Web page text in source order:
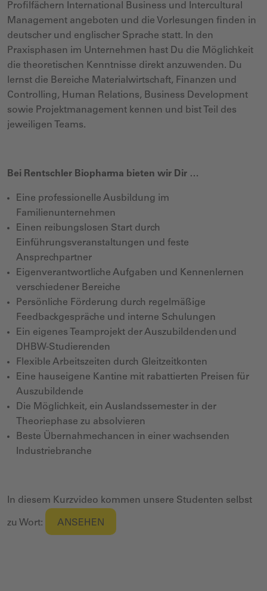
Profilfächern International Business und Intercultural
Management angeboten und die Vorlesungen finden in
deutscher und englischer Sprache statt. In den
Praxisphasen im Unternehmen hast Du die Möglichkeit
die theoretischen Kenntnisse direkt anzuwenden. Du
lernst die Bereiche Materialwirtschaft, Finanzen und
Controlling, Human Relations, Business Development
sowie Projektmanagement kennen und bist Teil des
jeweiligen Teams.
Bei Rentschler Biopharma bieten wir Dir …
Eine professionelle Ausbildung im
Familienunternehmen
Einen reibungslosen Start durch
Einführungsveranstaltungen und feste
Ansprechpartner
Eigenverantwortliche Aufgaben und Kennenlernen
verschiedener Bereiche
Persönliche Förderung durch regelmäßige
Feedbackgespräche und interne Schulungen
Ein eigenes Teamprojekt der Auszubildenden und
DHBW-Studierenden
Flexible Arbeitszeiten durch Gleitzeitkonten
Eine hauseigene Kantine mit rabattierten Preisen für
Auszubildende
Die Möglichkeit, ein Auslandssemester in der
Theoriephase zu absolvieren
Beste Übernahmechancen in einer wachsenden
Industriebranche
In diesem Kurzvideo kommen unsere Studenten selbst
zu Wort: ANSEHEN